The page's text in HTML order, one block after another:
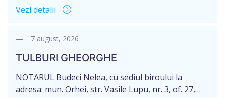
notific Moștenitorii/ persoană care are un interes
notariale în urma decesului cet. DOGANIC ILIA,
2007040006216. Eliberarea certificatului de
moștenitor este planificată în prealabil pentru […]
Vezi detalii
7 august, 2026
TULBURI GHEORGHE
NOTARUL Budeci Nelea, cu sediul biroului la
adresa: mun. Orhei, str. Vasile Lupu, nr. 3, of. 27,